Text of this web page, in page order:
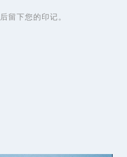
后留下您的印记。